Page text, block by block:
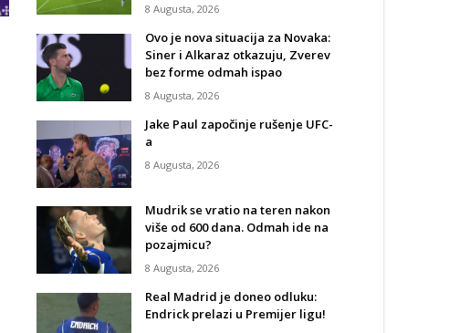
8 Augusta, 2026
Ovo je nova situacija za Novaka:
Siner i Alkaraz otkazuju, Zverev
bez forme odmah ispao
8 Augusta, 2026
Jake Paul započinje rušenje UFC-
a
8 Augusta, 2026
Mudrik se vratio na teren nakon
više od 600 dana. Odmah ide na
pozajmicu?
8 Augusta, 2026
Real Madrid je doneo odluku:
Endrick prelazi u Premijer ligu!